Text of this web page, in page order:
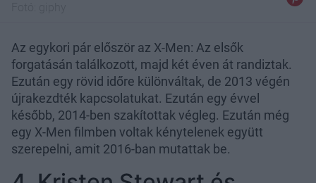
Az egykori pár először az X-Men: Az elsők
forgatásán találkozott, majd két éven át randiztak.
Ezután egy rövid időre különváltak, de 2013 végén
újrakezdték kapcsolatukat. Ezután egy évvel
később, 2014-ben szakítottak végleg. Ezután még
egy X-Men filmben voltak kénytelenek együtt
szerepelni, amit 2016-ban mutattak be.